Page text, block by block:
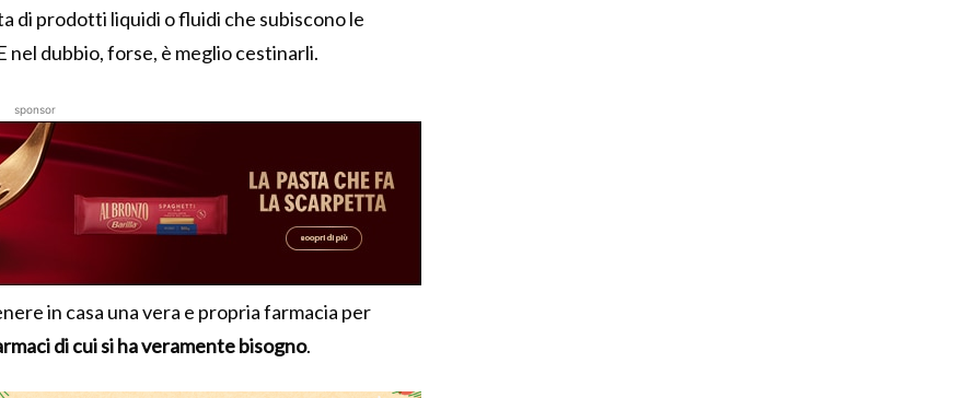
di prodotti liquidi o fluidi che subiscono le
dubbio, forse, è meglio cestinarli.
sponsor
in casa una vera e propria farmacia per
di cui si ha veramente bisogno.